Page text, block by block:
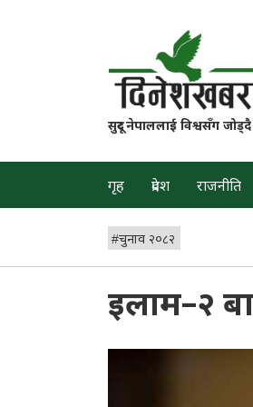
सुदूर नेपाललाई विश्वसँग जोड्दै
गृह प्रदेश राजनीति
#चुनाव २०८२
इलाम–२